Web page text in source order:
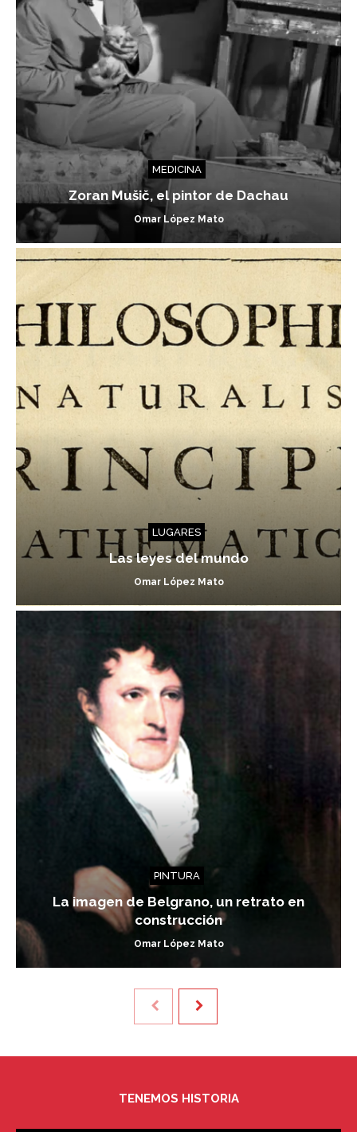
MEDICINA
Zoran Mušič, el pintor de Dachau
Omar López Mato
LUGARES
Las leyes del mundo
Omar López Mato
PINTURA
La imagen de Belgrano, un retrato en
construcción
Omar López Mato
TENEMOS HISTORIA